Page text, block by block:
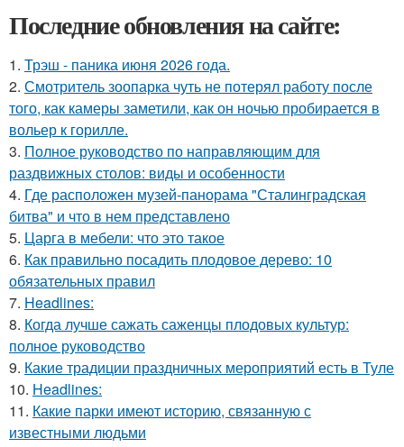
Последние обновления на сайте:
1. Трэш - паника июня 2026 года.
2. Смотритель зоопарка чуть не потерял работу после
того, как камеры заметили, как он ночью пробирается в
вольер к горилле.
3. Полное руководство по направляющим для
раздвижных столов: виды и особенности
4. Где расположен музей-панорама "Сталинградская
битва" и что в нем представлено
5. Царга в мебели: что это такое
6. Как правильно посадить плодовое дерево: 10
обязательных правил
7. Headlines:
8. Когда лучше сажать саженцы плодовых культур:
полное руководство
9. Какие традиции праздничных мероприятий есть в Туле
10. Headlines:
11. Какие парки имеют историю, связанную с
известными людьми